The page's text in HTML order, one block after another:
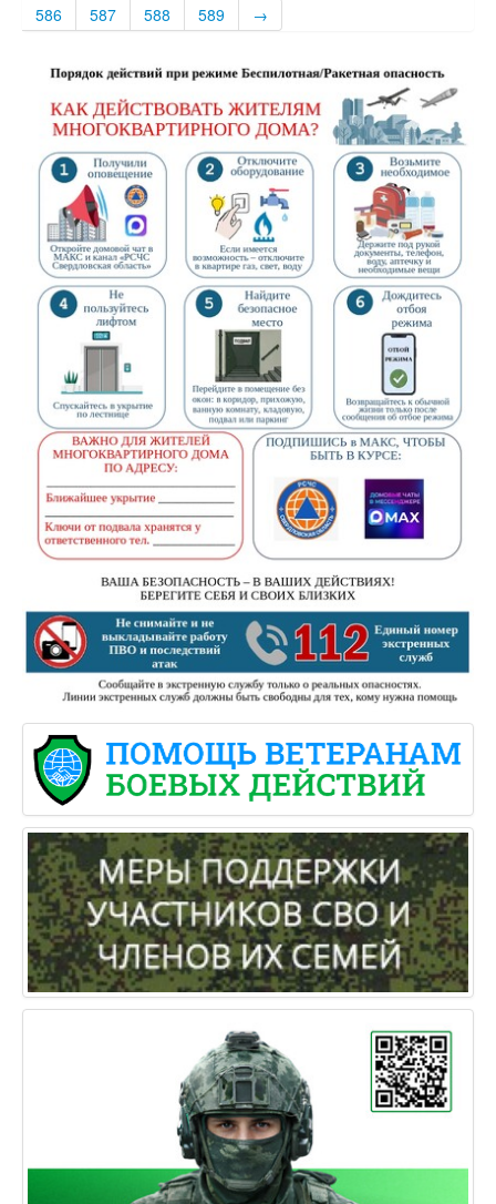
586
587 588 589 →